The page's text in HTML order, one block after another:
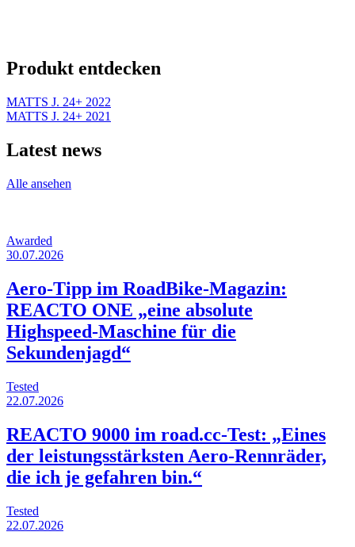
Produkt entdecken
MATTS J. 24+ 2022
MATTS J. 24+ 2021
Latest news
Alle ansehen
Awarded
30.07.2026
Aero-Tipp im RoadBike-Magazin:
REACTO ONE „eine absolute
Highspeed-Maschine für die
Sekundenjagd“
Tested
22.07.2026
REACTO 9000 im road.cc-Test: „Eines
der leistungsstärksten Aero-Rennräder,
die ich je gefahren bin.“
Tested
22.07.2026